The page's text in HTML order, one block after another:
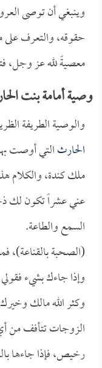
وينبغي أن توصى
حقوقه، والتعرف على
معصيةً لله عز وجل،
وصية أمامة بنت
والوصية الطريفة
الحارثالتي أوصت بها
ملك كندة، والكلام
عني عشراً تكون لك
السمع والطاعة.
(الصحبة بالقناعة)،
وإذا جاءك بشيء
وكثر الله مالك
الزوجات تتأفف من
رخيص، فإذا جاءها